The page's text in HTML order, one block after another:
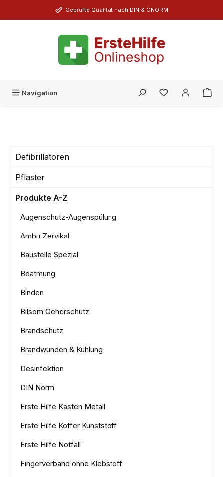
Zum Hauptinhalt springenGeprüfte Qualität nach DIN & ÖNORM
Navigation Du hast 0
Defibrillatoren
Pflaster
Produkte A-Z
Augenschutz-Augenspülung
Ambu Zervikal
Baustelle Spezial
Beatmung
Binden
Bilsom Gehörschutz
Brandschutz
Brandwunden & Kühlung
Desinfektion
DIN Norm
Erste Hilfe Kasten Metall
Erste Hilfe Koffer Kunststoff
Erste Hilfe Notfall
Fingerverband ohne Klebstoff